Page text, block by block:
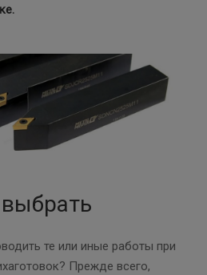
те или иные работы при
Прежде всего,